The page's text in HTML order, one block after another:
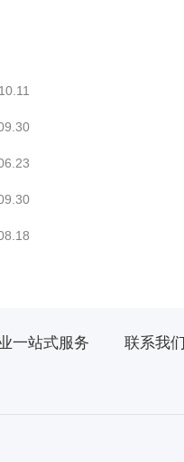
一站式服务 联系我们